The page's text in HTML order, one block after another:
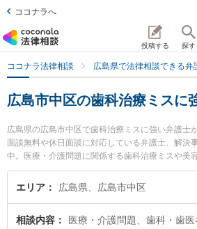
ココナラへ
投稿する 探す
ココナラ法律相談 広島県で法律相談できる弁
広島市中区の歯科治療ミスに
広島県の広島市中区で歯科治療ミスに強い弁護士
面談無料や休日面談に対応している弁護士、解決
中。医療・介護問題に関係する歯科治療ミスや美
の訴訟等の細かな分野での絞り込み検索もでき便
ジン今枝仁法律事務所の今枝 仁弁護士や長尾今井
生した歯科治療ミスのトラブルを今すぐに弁護士
エリア 広島県、広島市中区
相談内容 医療・介護問題、歯科・歯医